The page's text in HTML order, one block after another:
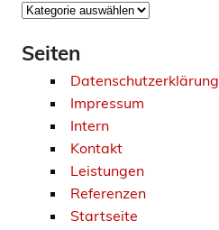
Kategorien
Seiten
Datenschutzerklärung
Impressum
Intern
Kontakt
Leistungen
Referenzen
Startseite